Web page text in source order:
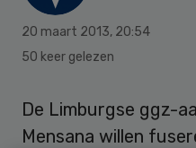
20 maart 2013, 20:54
50 keer gelezen
De Limburgse ggz-
Mensana willen